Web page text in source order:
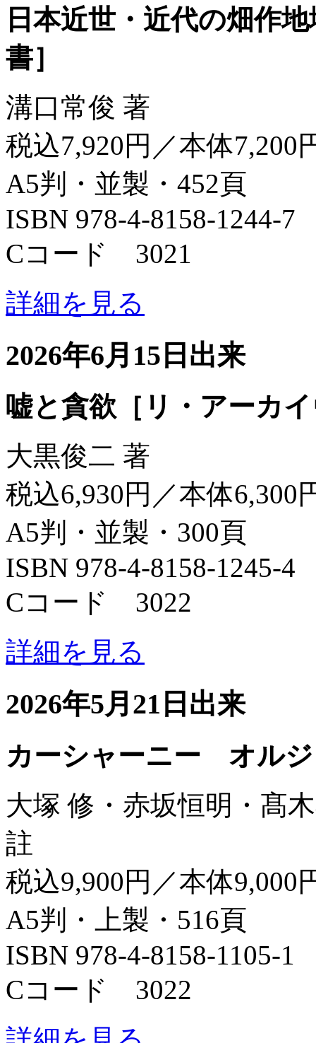
日本近世・近代の畑作
書］
溝口常俊 著
税込7,920円／本体7,200
A5判・並製・452頁
ISBN 978-4-8158-1244-7
Cコード 3021
詳細を見る
2026年6月15日出来
嘘と貪欲［リ・アーカ
大黒俊二 著
税込6,930円／本体6,300
A5判・並製・300頁
ISBN 978-4-8158-1245-4
Cコード 3022
詳細を見る
2026年5月21日出来
カーシャーニー オル
大塚 修・赤坂恒明・髙
註
税込9,900円／本体9,000
A5判・上製・516頁
ISBN 978-4-8158-1105-1
Cコード 3022